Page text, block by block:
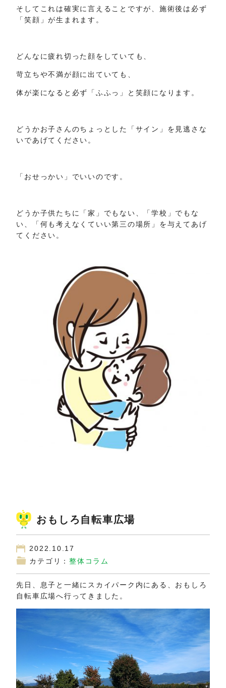
そしてこれは確実に言えることですが、施術後は必ず
「笑顔」が生まれます。
どんなに疲れ切った顔をしていても、
苛立ちや不満が顔に出ていても、
体が楽になると必ず「ふふっ」と笑顔になります。
どうかお子さんのちょっとした「サイン」を見逃さな
いであげてください。
「おせっかい」でいいのです。
どうか子供たちに「家」でもない、「学校」でもな
い、「何も考えなくていい第三の場所」を与えてあげ
てください。
おもしろ自転車広場
2022.10.17
カテゴリ：整体コラム
先日、息子と一緒にスカイパーク内にある、おもしろ
自転車広場へ行ってきました。